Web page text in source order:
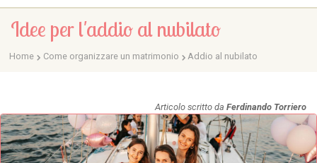
Idee per l'addio al nubilato
Home Come organizzare un matrimonio Addio al nubilato
Articolo scritto da Ferdinando Torriero